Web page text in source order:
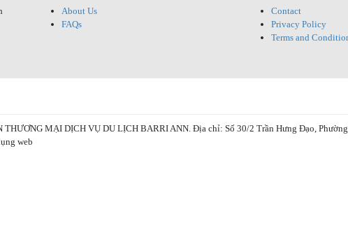
About Us
FAQs
Contact
Privacy Policy
Terms and
MẠI DỊCH VỤ DU LỊCH BARRI ANN. Địa chỉ: Số 30/2 Trần Hưng Đạo,
web